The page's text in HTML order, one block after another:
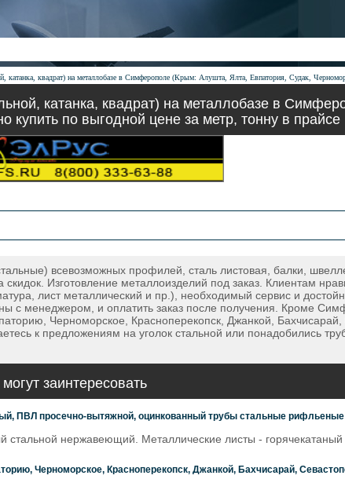
катанка, квадрат) на металлобазе в Симферополе (Крым: Алушта, Ялта, Евпатория, Судак,
катанка, квадрат) на металлобазе в
купить по выгодной цене за метр, тонну в прайсе
всевозможных профилей, сталь листовая, балки,
Изготовление металлоизделий под заказ. Клиентам
лист металлический и пр.), необходимый сервис и
с менеджером, и оплатить заказ после получения. Кроме
Черноморское, Красноперекопск, Джанкой,
к предложениям на уголок стальной или понадобились
заинтересовать
ПВЛ просечно-вытяжной, оцинкованный трубы стальные
нержавеющий. Металлические листы - горячекатаный
Черноморское, Красноперекопск, Джанкой, Бахчисарай,